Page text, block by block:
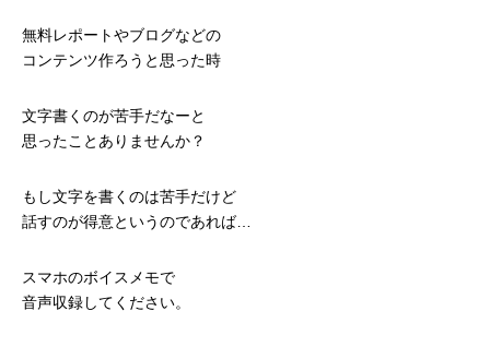
無料レポートやブログなどの
コンテンツ作ろうと思った時
文字書くのが苦手だなーと
思ったことありませんか？
もし文字を書くのは苦手だけど
話すのが得意というのであれば…
スマホのボイスメモで
音声収録してください。
プロフィール